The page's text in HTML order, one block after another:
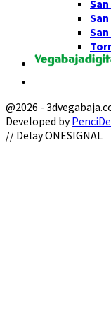
@2026 -
Developed by
Facebook
Twitter
Instagram
Youtube
Email
// Delay ONESIGNAL